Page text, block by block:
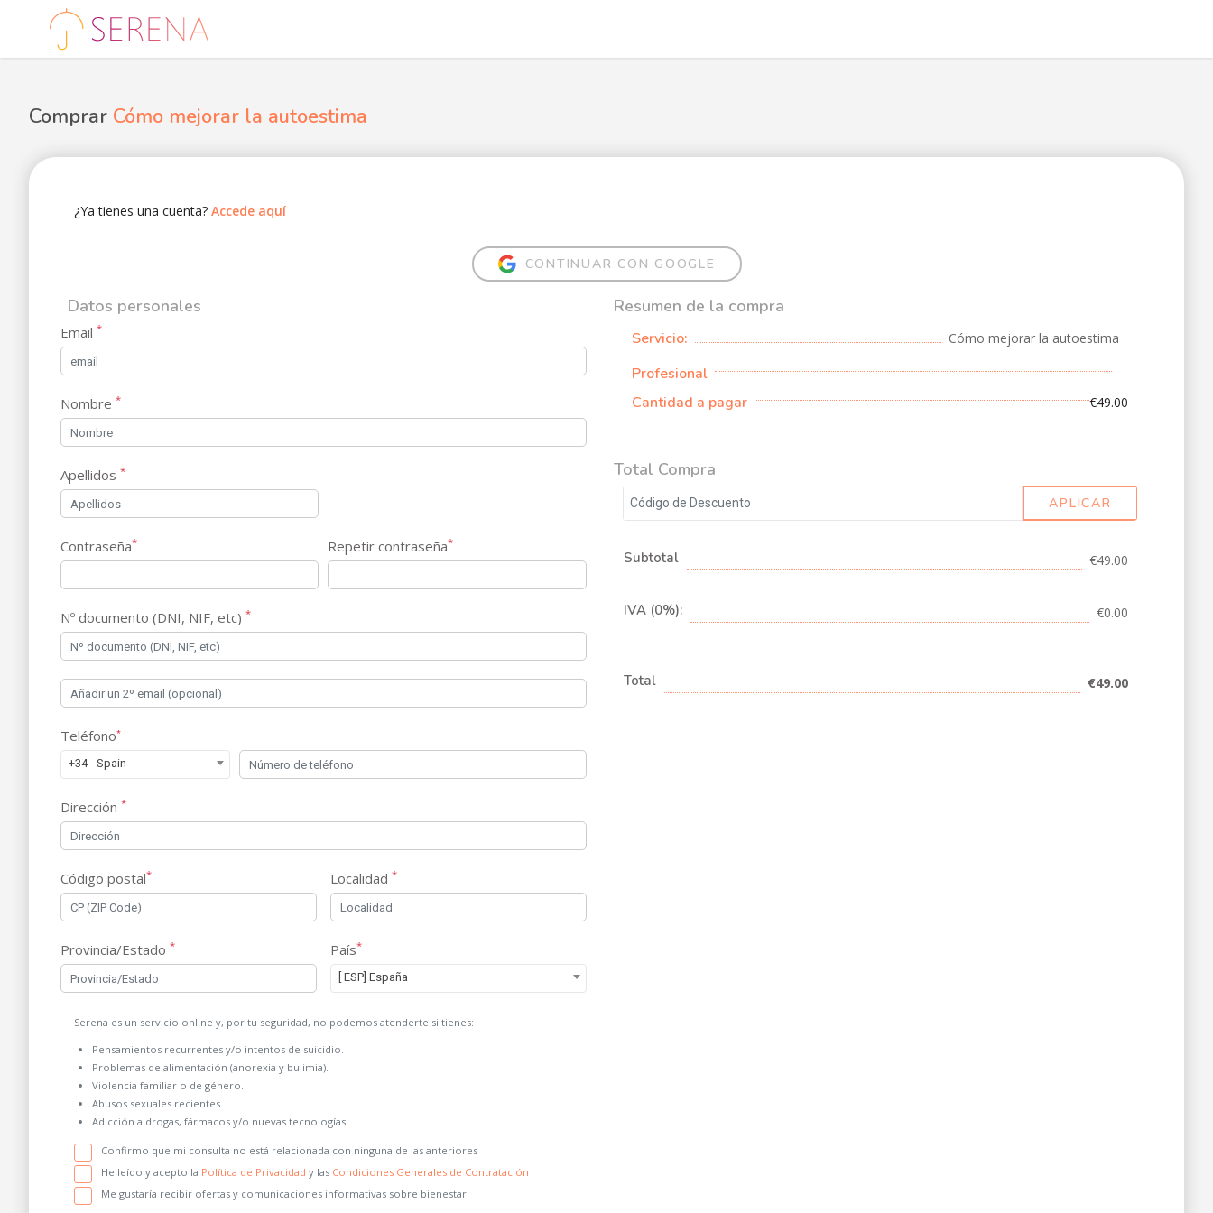
Comprar Cómo mejorar la autoestima
¿Ya tienes una cuenta? Accede aquí
CONTINUAR CON GOOGLE
Datos personales
Email *
Nombre *
Apellidos *
Contraseña* Repetir contraseña*
Nº documento (DNI, NIF, etc) *
Teléfono*
+34 - Spain
Dirección *
Código postal* Localidad *
Provincia/Estado * País*
[ ESP] España
Serena es un servicio online y, por tu seguridad, no podemos atenderte si tienes:
Pensamientos recurrentes y/o intentos de suicidio.
Problemas de alimentación (anorexia y bulimia).
Violencia familiar o de género.
Abusos sexuales recientes.
Adicción a drogas, fármacos y/o nuevas tecnologías.
Confirmo que mi consulta no está relacionada con ninguna de las anteriores
He leído y acepto la Política de Privacidad y las Condiciones Generales de Contratación
Me gustaría recibir ofertas y comunicaciones informativas sobre bienestar
Resumen de la compra
Servicio: Cómo mejorar la autoestima
Profesional
Cantidad a pagar
€49.00
Total Compra
APLICAR
Subtotal €49.00
IVA (0%): €0.00
Total €49.00